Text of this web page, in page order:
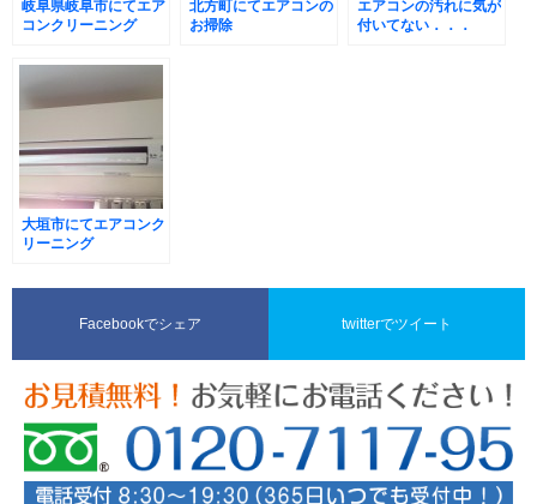
岐阜県岐阜市にてエア
コンクリーニング
北方町にてエアコンの
お掃除
エアコンの汚れに気が
付いてない．．．
大垣市にてエアコンク
リーニング
Facebookでシェア twitterでツイート